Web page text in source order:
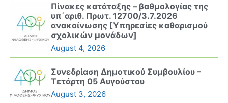
Πίνακες κατάταξης – βαθμολογίας της
υπ΄αριθ. Πρωτ. 12700/3.7.2026
ανακοίνωσης [Υπηρεσίες καθαρισμού
σχολικών μονάδων]
August 4, 2026
Συνεδρίαση Δημοτικού Συμβουλίου –
Τετάρτη 05 Αυγούστου
August 3, 2026